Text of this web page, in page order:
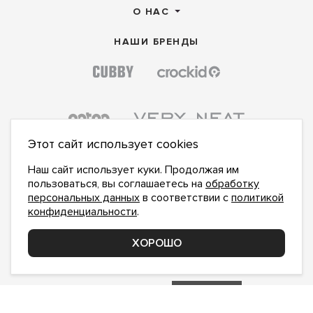
О НАС
НАШИ БРЕНДЫ
ПОДПИСАТЬСЯ НА НОВОСТИ:
сполитикой конфиденциальностиознакомлен и
Этот сайт использует cookies
Наш сайт использует куки. Продолжая им
пользоваться, вы соглашаетесь на обработку
персональных данных в соответствии с политикой
конфиденциальности.
ХОРОШО